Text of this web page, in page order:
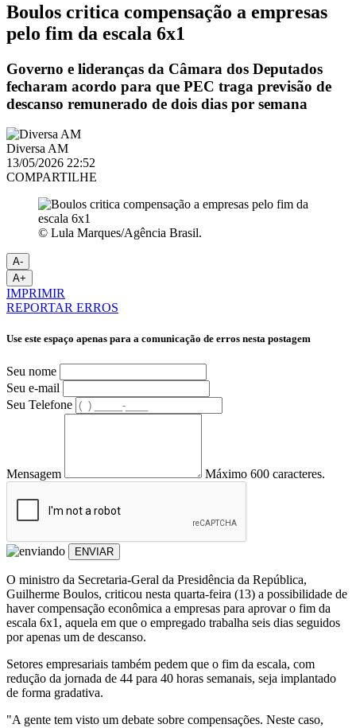
Boulos critica compensação a empresas
pelo fim da escala 6x1
Governo e lideranças da Câmara dos Deputados
fecharam acordo para que PEC traga previsão de
descanso remunerado de dois dias por semana
Diversa AM
13/05/2026 22:52
COMPARTILHE
© Lula Marques/Agência Brasil.
A-
A+
IMPRIMIR
REPORTAR ERROS
Use este espaço apenas para a comunicação de erros nesta postagem
Seu nome
Seu e-mail
Seu Telefone
Mensagem Máximo 600 caracteres.
ENVIAR
O ministro da Secretaria-Geral da Presidência da República,
Guilherme Boulos, criticou nesta quarta-feira (13) a possibilidade de
haver compensação econômica a empresas para aprovar o fim da
escala 6x1, aquela em que o empregado trabalha seis dias seguidos
por apenas um de descanso.
Setores empresariais também pedem que o fim da escala, com
redução da jornada de 44 para 40 horas semanais, seja implantado
de forma gradativa.
"A gente tem visto um debate sobre compensações. Neste caso,